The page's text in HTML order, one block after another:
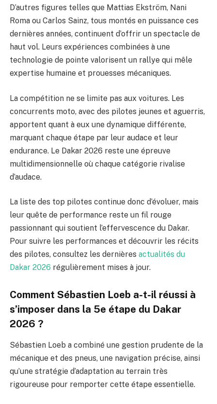
D’autres figures telles que Mattias Ekström, Nani
Roma ou Carlos Sainz, tous montés en puissance ces
dernières années, continuent d’offrir un spectacle de
haut vol. Leurs expériences combinées à une
technologie de pointe valorisent un rallye qui mêle
expertise humaine et prouesses mécaniques.
La compétition ne se limite pas aux voitures. Les
concurrents moto, avec des pilotes jeunes et aguerris,
apportent quant à eux une dynamique différente,
marquant chaque étape par leur audace et leur
endurance. Le Dakar 2026 reste une épreuve
multidimensionnelle où chaque catégorie rivalise
d’audace.
La liste des top pilotes continue donc d’évoluer, mais
leur quête de performance reste un fil rouge
passionnant qui soutient l’effervescence du Dakar.
Pour suivre les performances et découvrir les récits
des pilotes, consultez les dernières actualités du
Dakar 2026 régulièrement mises à jour.
Comment Sébastien Loeb a-t-il réussi à
s’imposer dans la 5e étape du Dakar
2026 ?
Sébastien Loeb a combiné une gestion prudente de la
mécanique et des pneus, une navigation précise, ainsi
qu’une stratégie d’adaptation au terrain très
rigoureuse pour remporter cette étape essentielle.